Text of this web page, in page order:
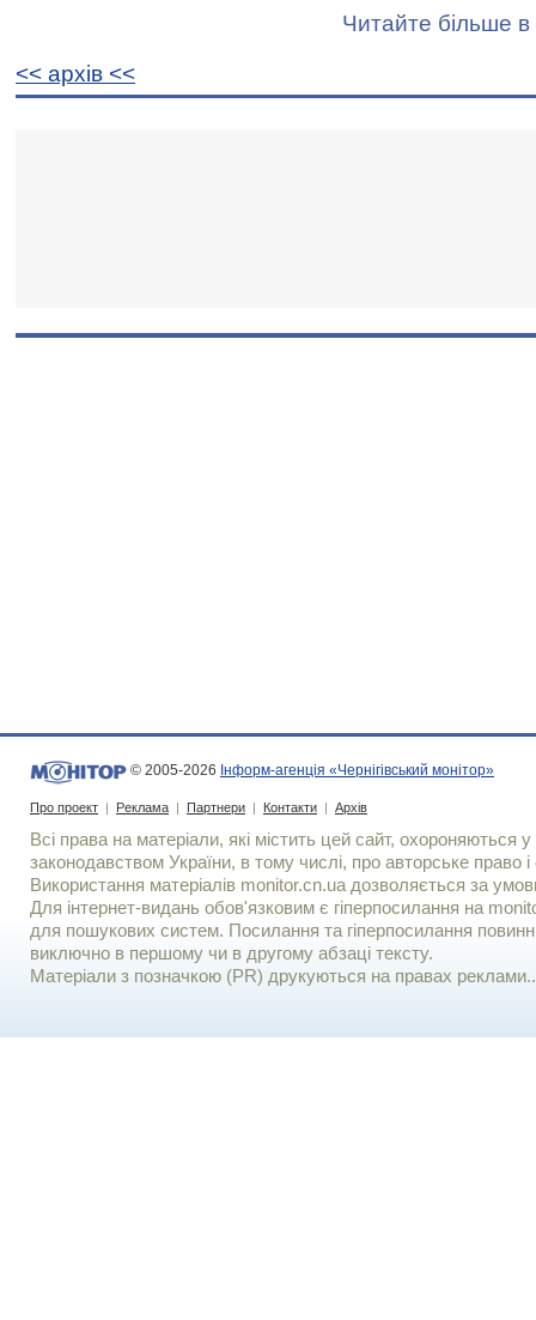
Читайте більше в
<< архiв <<
© 2005-2026 Інформ-агенція «Чернігівський монітор»
Про проект | Реклама | Партнери | Контакти | Архів
Всі права на матеріали, які містить цей сайт, охороняються у
законодавством України, в тому числі, про авторське право і
Використання матерiалiв monitor.cn.ua дозволяється за
Для iнтернет-видань обов'язковим є гiперпосилання на
для пошукових систем. Посилання та гіперпосилання
виключно в першому чи в другому абзаці тексту.
Матеріали з позначкою (PR) друкуються на правах реклами..